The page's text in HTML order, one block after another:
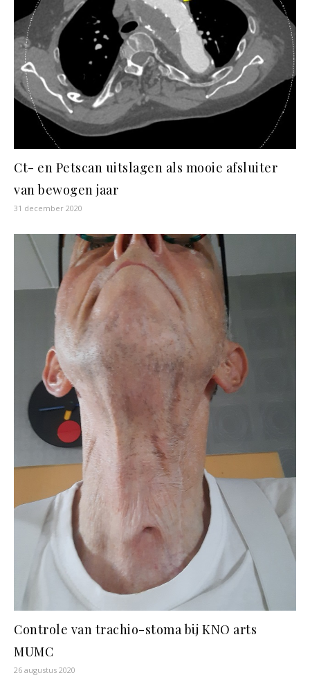
Ct- en Petscan uitslagen als mooie afsluiter
van bewogen jaar
31 december 2020
Controle van trachio-stoma bij KNO arts
MUMC
26 augustus 2020